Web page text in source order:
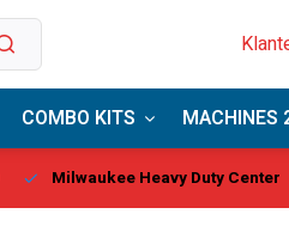
COMBO KITS MACHINES
Milwaukee Heavy Duty Center